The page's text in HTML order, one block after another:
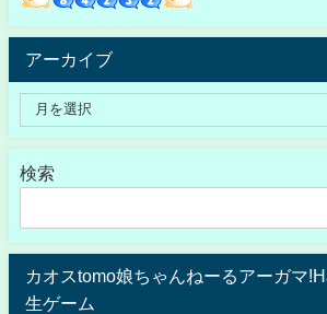
アーカイブ
検索
カオスtomo娘ちゃんねーるアーガマ
生ゲーム